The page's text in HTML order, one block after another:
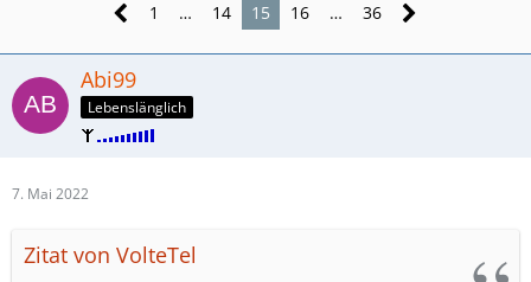
1 … 14 15 16 … 36
Abi99
Lebenslänglich
7. Mai 2022
Zitat von VolteTel